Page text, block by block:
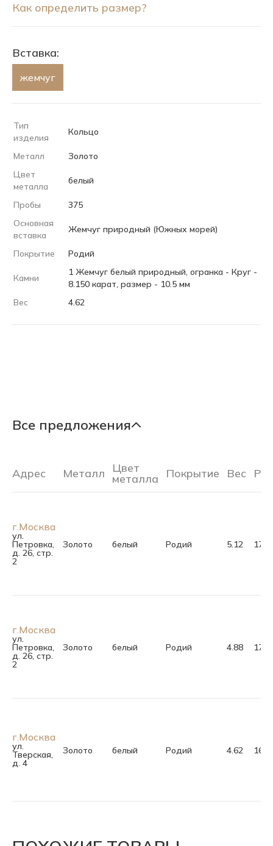
Как определить размер?
Вставка:
жемчуг
Тип
изделия
Кольцо
Металл
Золото
Цвет
металла
белый
Пробы
375
Основная
вставка
Жемчуг природный (Южных морей)
Покрытие Родий
Камни
1 Жемчуг белый природный, огранка - Круг -
8.150 карат, размер - 10.5 мм
Вес
4.62
Все предложения
Адрес Металл Цвет
металла Покрытие Вес
г.Москва
ул.
Петровка,
д. 26, стр.
2
Золото белый Родий 5.12 17.0
г.Москва
ул.
Петровка,
д. 26, стр.
2
Золото белый Родий 4.88 17.0
г.Москва
ул.
Тверская,
д. 4
Золото белый Родий 4.62 16.5